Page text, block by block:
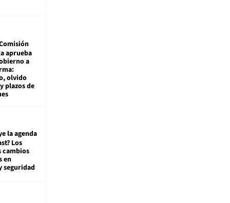
aprueba
a
olvido
plazos de
la agenda
Los
cambios
en
seguridad